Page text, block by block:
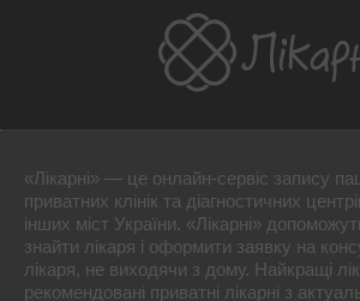
«Лікарні» — це онлайн-сервіс запису
приватних клінік та діагностичних
інших міст України. «Лікарні»
знайти лікаря і оформити заявку на
лікаря, не виходячи з дому. Найкращі
рекомендовані приватні лікарні з